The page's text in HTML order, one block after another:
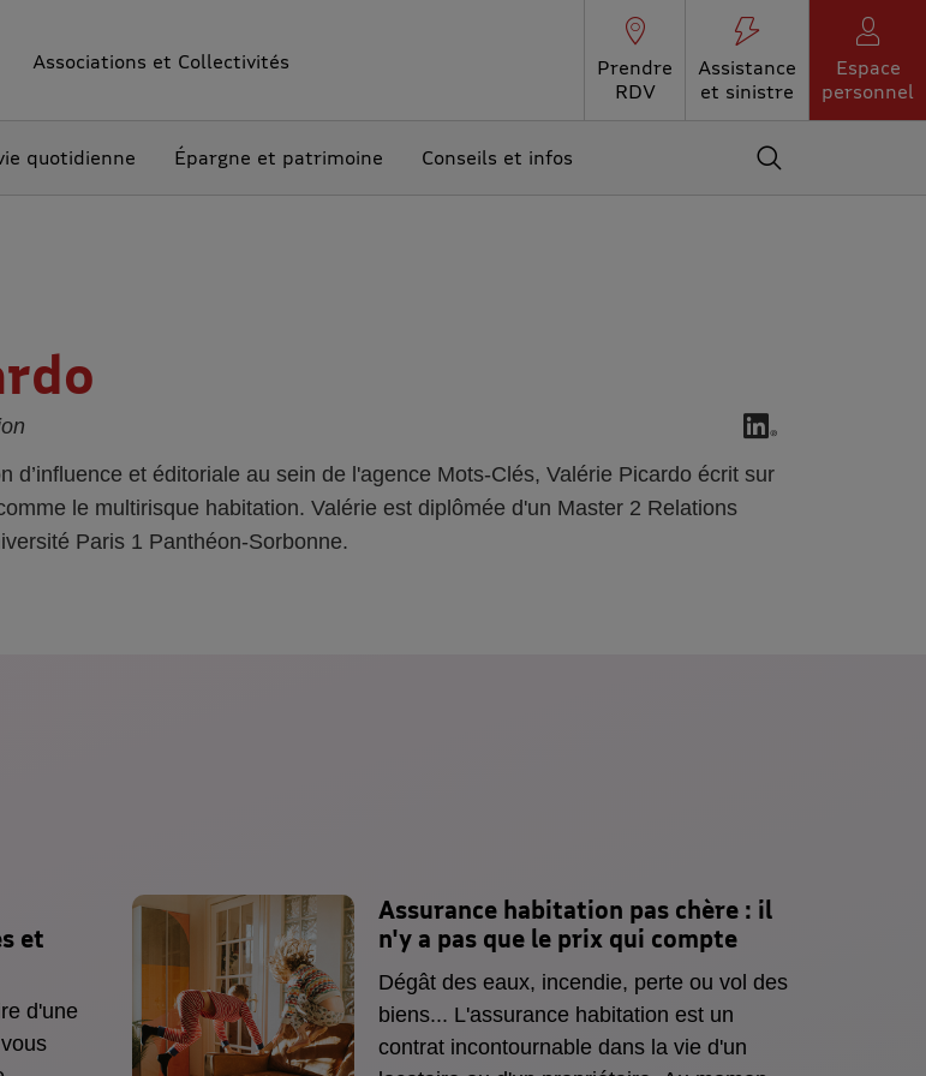
Associations et Collectivités
Prendre
RDV
Assistance
et sinistre
Espace
personnel
quotidienne Épargne et patrimoine Conseils et infos Accédez au moteur
Valérie Picardo
d’influence et éditoriale au sein de l'agence Mots-Clés, Valérie Picardo écrit sur
le multirisque habitation. Valérie est diplômée d'un Master 2 Relations
Paris 1 Panthéon-Sorbonne.
et
d'une
Assurance habitation pas chère: il
n'y a pas que le prix qui compte
Dégât des eaux, incendie, perte ou vol des
biens... L'assurance habitation est un
contrat incontournable dans la vie d'un